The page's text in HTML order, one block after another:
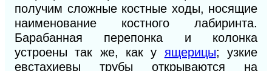
получим сложные костные ходы, носящие
наименование костного лабиринта.
Барабанная перепонка и колонка
устроены так же, как у ящерицы; узкие
евстахиевы трубы открываются на